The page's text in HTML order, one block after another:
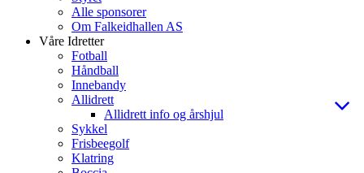
Alle sponsorer
Om Falkeidhallen AS
Våre Idretter
Fotball
Håndball
Innebandy
Allidrett
Allidrett info og årshjul
Sykkel
Frisbeegolf
Klatring